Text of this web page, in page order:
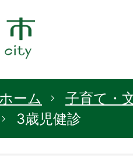
ホーム
子育て・
3歳児健診